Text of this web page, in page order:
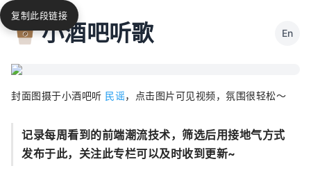
小酒吧听歌 En
封面图摄于小酒吧听 民谣，点击图片可见视频，氛围很轻松～
记录每周看到的前端潮流技术，筛选后用接地气方式
发布于此，关注此专栏可以及时收到更新~
复制此段链接